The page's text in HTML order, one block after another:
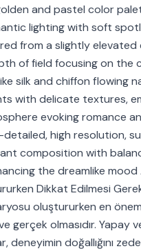
and pastel color
lighting with soft
from a slightly elevated
of field focusing on the
silk and chiffon flowing
with delicate textures,
evoking romance
high resolution,
composition with
the dreamlike mood
Dikkat Edilmesi
oluştururken en
gerçek olmasıdır. Yapay
deneyimin doğallığını